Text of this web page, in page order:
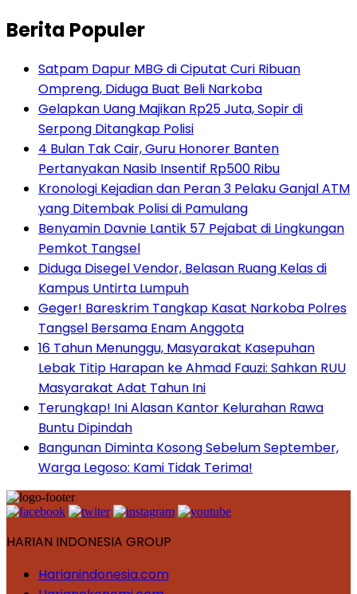
Berita Populer
Satpam Dapur MBG di Ciputat Curi Ribuan
Ompreng, Diduga Buat Beli Narkoba
Gelapkan Uang Majikan Rp25 Juta, Sopir di
Serpong Ditangkap Polisi
4 Bulan Tak Cair, Guru Honorer Banten
Pertanyakan Nasib Insentif Rp500 Ribu
Kronologi Kejadian dan Peran 3 Pelaku Ganjal ATM
yang Ditembak Polisi di Pamulang
Benyamin Davnie Lantik 57 Pejabat di Lingkungan
Pemkot Tangsel
Diduga Disegel Vendor, Belasan Ruang Kelas di
Kampus Untirta Lumpuh
Geger! Bareskrim Tangkap Kasat Narkoba Polres
Tangsel Bersama Enam Anggota
16 Tahun Menunggu, Masyarakat Kasepuhan
Lebak Titip Harapan ke Ahmad Fauzi: Sahkan RUU
Masyarakat Adat Tahun Ini
Terungkap! Ini Alasan Kantor Kelurahan Rawa
Buntu Dipindah
Bangunan Diminta Kosong Sebelum September,
Warga Legoso: Kami Tidak Terima!
HARIAN INDONESIA GROUP
Harianindonesia.com